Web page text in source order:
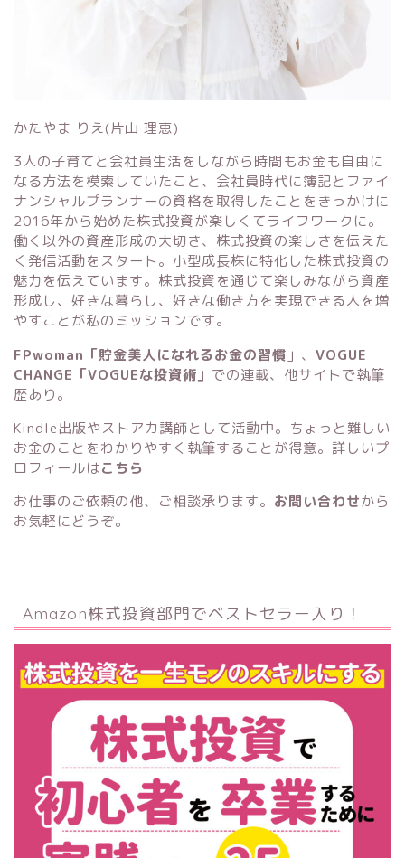
かたやま りえ(片山 理恵)
3人の子育てと会社員生活をしながら時間もお金も自由に
なる方法を模索していたこと、会社員時代に簿記とファイ
ナンシャルプランナーの資格を取得したことをきっかけに
2016年から始めた株式投資が楽しくてライフワークに。
働く以外の資産形成の大切さ、株式投資の楽しさを伝えた
く発信活動をスタート。小型成長株に特化した株式投資の
魅力を伝えています。株式投資を通じて楽しみながら資産
形成し、好きな暮らし、好きな働き方を実現できる人を増
やすことが私のミッションです。
FPwoman「貯金美人になれるお金の習慣 」 、 VOGUE
CHANGE「VOGUEな投資術」 での連載、他サイトで執筆
歴あり。
Kindle出版やストアカ講師として活動中。ちょっと難しい
お金のことをわかりやすく執筆することが得意。詳しいプ
ロフィールはこちら
お仕事のご依頼の他、ご相談承ります。 お問い合わせから
お気軽にどうぞ。
Amazon株式投資部門でベストセラー入り！